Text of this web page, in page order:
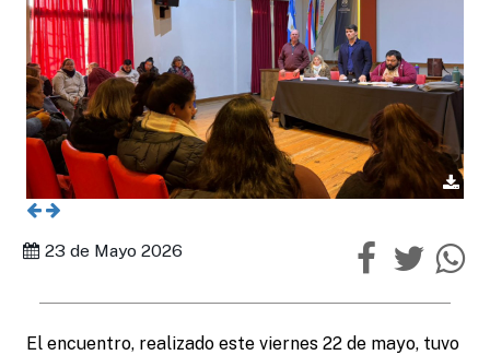
23 de Mayo 2026
El encuentro, realizado este viernes 22 de mayo, tuvo